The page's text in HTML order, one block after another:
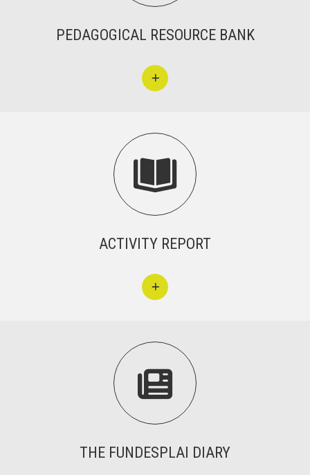
PEDAGOGICAL RESOURCE BANK

ACTIVITY REPORT

THE FUNDESPLAI DIARY
CONEIX FUNDESPLAI
Fundesplai als mitjans